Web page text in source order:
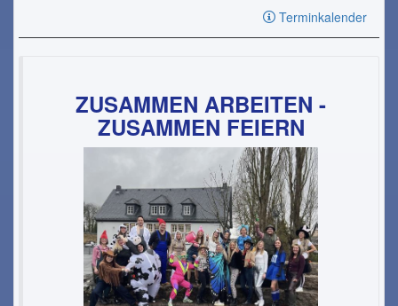
Terminkalender
ZUSAMMEN ARBEITEN -
ZUSAMMEN FEIERN